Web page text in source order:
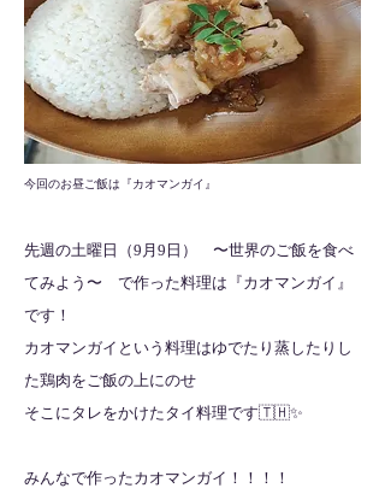
今回のお昼ご飯は『カオマンガイ』
先週の土曜日（9月9日） 〜世界のご飯を食べ
てみよう〜 で作った料理は『カオマンガイ』
です！
カオマンガイという料理はゆでたり蒸したりし
た鶏肉をご飯の上にのせ
そこにタレをかけたタイ料理です🇹🇭✨
みんなで作ったカオマンガイ！！！！